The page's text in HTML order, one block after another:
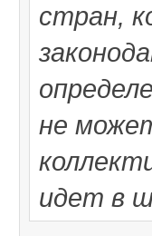
стран,
не
идет в